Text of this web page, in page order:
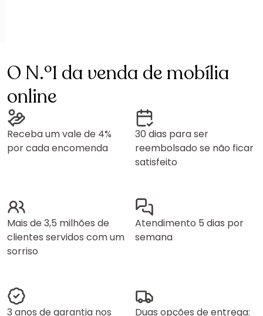
O N.º1 da venda de mobília
online
Receba um vale de 4%
por cada encomenda
30 dias para ser
reembolsado se não ficar
satisfeito
Mais de 3,5 milhões de
clientes servidos com um
sorriso
Atendimento 5 dias por
semana
3 anos de garantia nos
Duas opções de entrega: